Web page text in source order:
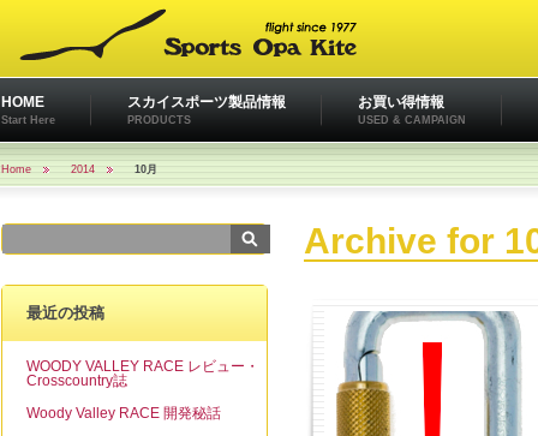
HOME
Start Here
スカイスポーツ製品情報
PRODUCTS
お買い得情報
USED & CAMPAIGN
Home 2014 10月
最近の投稿
WOODY VALLEY RACE レビュー・
Crosscountry誌
Woody Valley RACE 開発秘話
Archive for